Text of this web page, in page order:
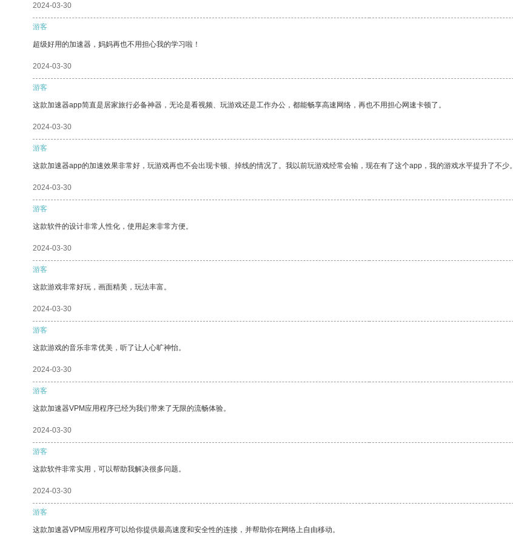
2024-03-30
游客
超级好用的加速器，妈妈再也不用担心我的学习啦！
2024-03-30
游客
这款加速器app简直是居家旅行必备神器，无论是看视频、玩游戏还是工作办公，都能畅享高速网络，再也不用担心网速卡顿了。
2024-03-30
游客
这款加速器app的加速效果非常好，玩游戏再也不会出现卡顿、掉线的情况了。我以前玩游戏经常会输，现在有了这个app，我的游戏水平提升了不少。
2024-03-30
游客
这款软件的设计非常人性化，使用起来非常方便。
2024-03-30
游客
这款游戏非常好玩，画面精美，玩法丰富。
2024-03-30
游客
这款游戏的音乐非常优美，听了让人心旷神怡。
2024-03-30
游客
这款加速器VPM应用程序已经为我们带来了无限的流畅体验。
2024-03-30
游客
这款软件非常实用，可以帮助我解决很多问题。
2024-03-30
游客
这款加速器VPM应用程序可以给你提供最高速度和安全性的连接，并帮助你在网络上自由移动。